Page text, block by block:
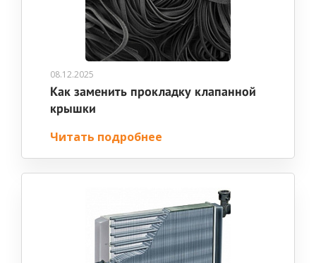
08.12.2025
Как заменить прокладку клапанной
крышки
Читать подробнее